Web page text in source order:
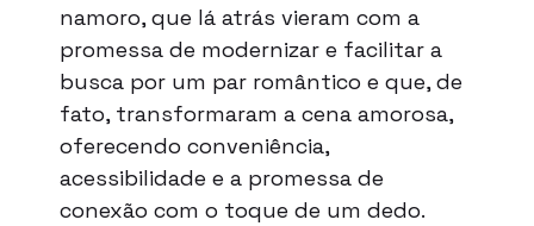
namoro, que lá atrás vieram com a
promessa de modernizar e facilitar a
busca por um par romântico e que, de
fato, transformaram a cena amorosa,
oferecendo conveniência,
acessibilidade e a promessa de
conexão com o toque de um dedo.